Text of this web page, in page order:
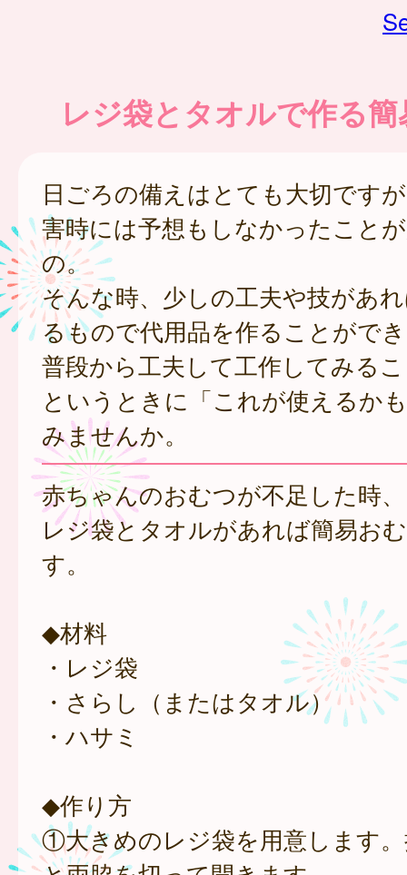
レジ袋とタオルで作る
日ごろの備えはとても大切です
害時には予想もしなかったこと
の。
そんな時、少しの工夫や技があ
るもので代用品を作ることがで
普段から工夫して工作してみる
というときに「これが使えるか
みませんか。
赤ちゃんのおむつが不足した時
レジ袋とタオルがあれば簡易お
す。
◆材料
・レジ袋
・さらし（またはタオル）
・ハサミ
◆作り方
①大きめのレジ袋を用意します